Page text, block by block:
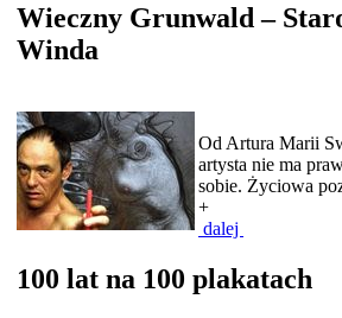
Wieczny Grunwald –
Winda
Od Artura Marii
artysta nie ma
sobie. Życiowa
+
dalej
100 lat na 100 plakatach